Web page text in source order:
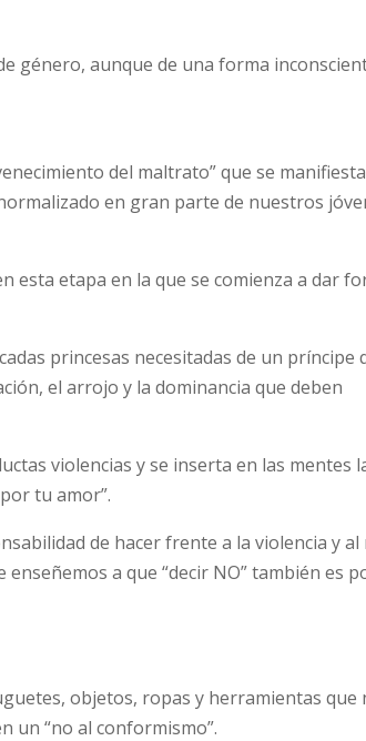
género, aunque de una forma
del maltrato” que se
en gran parte de nuestros
esta etapa en la que se comienza a dar
princesas necesitadas de un príncipe
el arrojo y la dominancia que deben
violencias y se inserta en las mentes
tu amor”.
de hacer frente a la violencia y
a que “decir NO” también es
objetos, ropas y herramientas que
un “no al conformismo”.